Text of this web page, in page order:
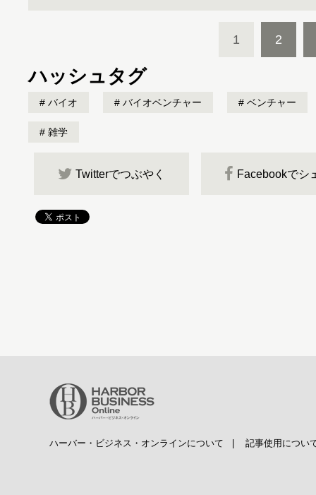
1 2
ハッシュタグ
バイオ バイオベンチャー ベンチャー
雑学
Twitterでつぶやく Facebookでシ
ハーバー・ビジネス・オンラインについて 記事使用につい